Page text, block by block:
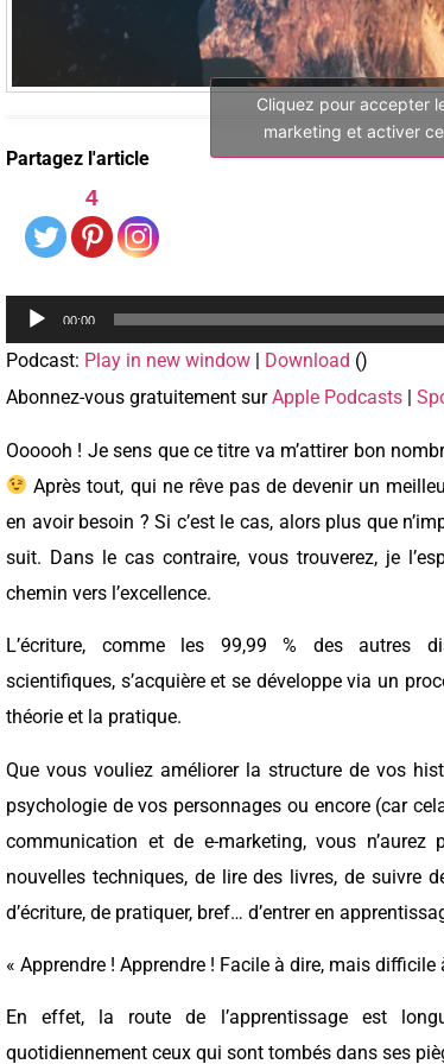
Cliquez pour accepter
marketing et activer
Partagez l'article
4
Lecteur
audio
00:00
Podcast: Play in new window Download ()
Abonnez-vous gratuitement surApple Podcasts
Oooooh ! Je sens que ce titre va m’attirer bon
Après tout, qui ne rêve pas de devenir un
en avoir besoin ? Si c’est le cas, alors plus que
suit. Dans le cas contraire, vous trouverez, je
chemin vers l’excellence.
L’écriture, comme les 99,99 % des autres
scientifiques, s’acquière et se développe via un
théorie et la pratique.
Que vous vouliez améliorer la structure de vos
psychologie de vos personnages ou encore (car
communication et de e-marketing, vous n’aurez
nouvelles techniques, de lire des livres, de suivre
d’écriture, de pratiquer, bref… d’entrer en
« Apprendre ! Apprendre ! Facile à dire, mais difficile
En effet, la route de l’apprentissage est
quotidiennement ceux qui sont tombés dans ses